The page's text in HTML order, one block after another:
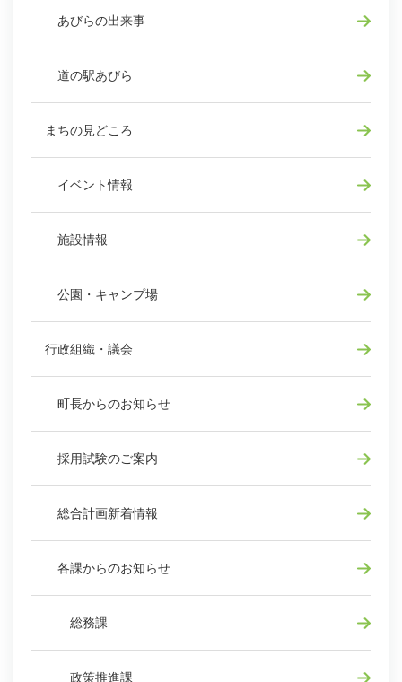
あびらの出来事
道の駅あびら
まちの見どころ
イベント情報
施設情報
公園・キャンプ場
行政組織・議会
町長からのお知らせ
採用試験のご案内
総合計画新着情報
各課からのお知らせ
総務課
政策推進課